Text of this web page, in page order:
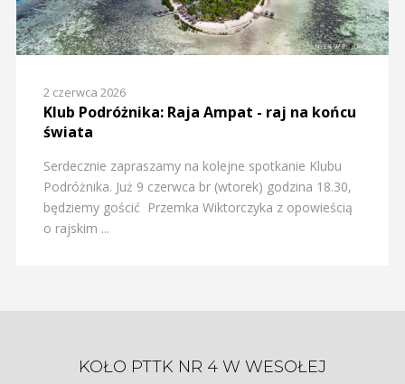
2 czerwca 2026
Klub Podróżnika: Raja Ampat - raj na końcu
świata
Serdecznie zapraszamy na kolejne spotkanie Klubu
Podróżnika. Już 9 czerwca br (wtorek) godzina 18.30,
będziemy gościć Przemka Wiktorczyka z opowieścią
o rajskim ...
KOŁO PTTK NR 4 W WESOŁEJ